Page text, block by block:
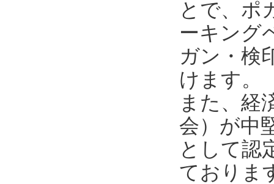
とで、ポ
ーキング
ガン・検
けます。
また、経
会）が中
として認
ておりま